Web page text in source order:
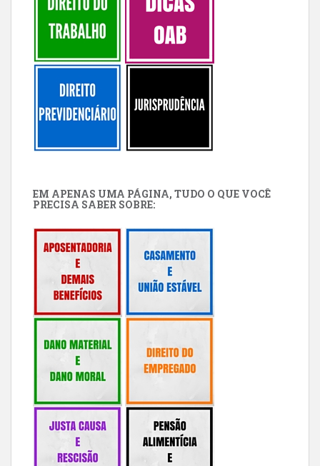
EM APENAS UMA PÁGINA, TUDO O QUE VOCÊ
PRECISA SABER SOBRE: